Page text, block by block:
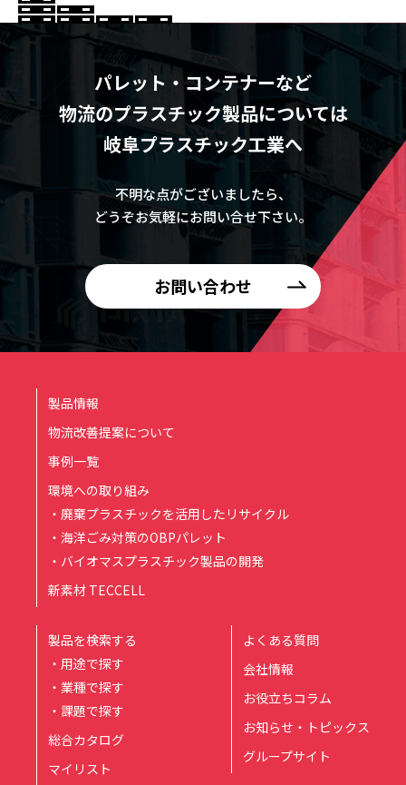
パレット・コンテナーなど
物流のプラスチック製品については
岐阜プラスチック工業へ
不明な点がございましたら、
どうぞお気軽にお問い合せ下さい。
お問い合わせ
製品情報
物流改善提案について
事例一覧
環境への取り組み
・廃棄プラスチックを活用したリサイクル
・海洋ごみ対策のOBPパレット
・バイオマスプラスチック製品の開発
新素材 TECCELL
製品を検索する
・用途で探す
・業種で探す
・課題で探す
総合カタログ
マイリスト
よくある質問
会社情報
お役立ちコラム
お知らせ・トピックス
グループサイト